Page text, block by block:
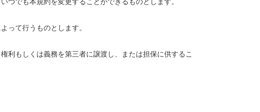
って行うものとします。
利もしくは義務を第三者に譲渡し、または担保に供するこ